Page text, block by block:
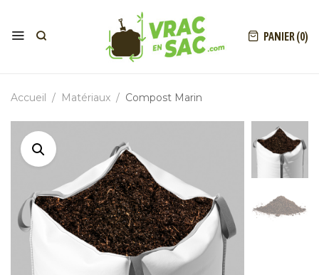
PANIER (0)
Accueil Matériaux Compost Marin